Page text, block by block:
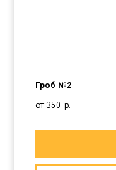
Гроб №2
от 350 р.